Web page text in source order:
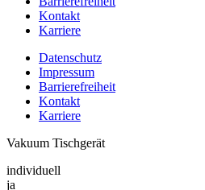
Kontakt
Karriere
Datenschutz
Impressum
Barrierefreiheit
Kontakt
Karriere
Vakuum Tischgerät
individuell
ja